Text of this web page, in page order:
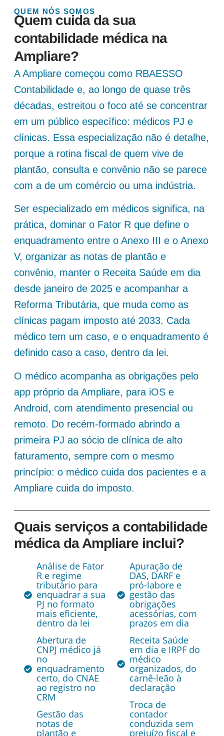
QUEM NÓS SOMOS
Quem cuida da sua
contabilidade médica na
Ampliare?
A Ampliare começou como RBAESSO
Contabilidade e, ao longo de quase três
décadas, estreitou o foco até se concentrar
em um público específico: médicos PJ e
clínicas. Essa especialização não é detalhe,
porque a rotina fiscal de quem vive de
plantão, consulta e convênio não se parece
com a de um comércio ou uma indústria.
Ser especializado em médicos significa, na
prática, dominar o Fator R que define o
enquadramento entre o Anexo III e o Anexo
V, organizar as notas de plantão e
convênio, manter o Receita Saúde em dia
desde janeiro de 2025 e acompanhar a
Reforma Tributária, que muda como as
clínicas pagam imposto até 2033. Cada
médico tem um caso, e o enquadramento é
definido caso a caso, dentro da lei.
O médico acompanha as obrigações pelo
app próprio da Ampliare, para iOS e
Android, com atendimento presencial ou
remoto. Do recém-formado abrindo a
primeira PJ ao sócio de clínica de alto
faturamento, sempre com o mesmo
princípio: o médico cuida dos pacientes e a
Ampliare cuida do imposto.
Quais serviços a contabilidade
médica da Ampliare inclui?
Análise de Fator
R e regime
tributário para
enquadrar a sua
PJ no formato
mais eficiente,
dentro da lei
Abertura de
CNPJ médico já
no
enquadramento
certo, do CNAE
ao registro no
CRM
Gestão das
notas de
plantão e
Apuração de
DAS, DARF e
pró-labore e
gestão das
obrigações
acessórias, com
prazos em dia
Receita Saúde
em dia e IRPF do
médico
organizados, do
carnê-leão à
declaração
Troca de
contador
conduzida sem
prejuízo fiscal e